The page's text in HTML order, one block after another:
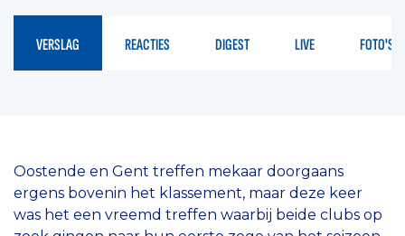
VERSLAG REACTIES DIGEST LIVE FOTO'S
Oostende en Gent treffen mekaar doorgaans
ergens bovenin het klassement, maar deze keer
was het een vreemd treffen waarbij beide clubs op